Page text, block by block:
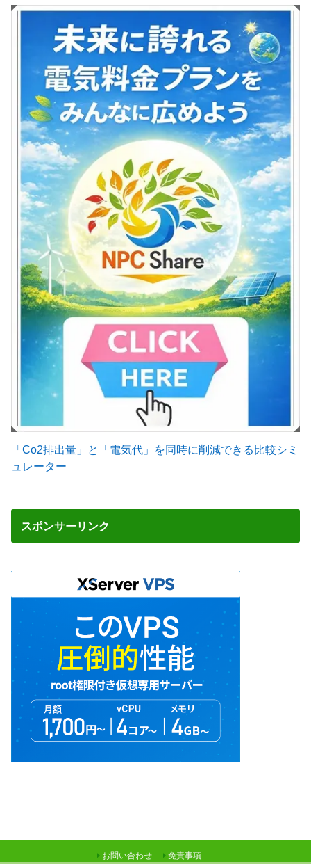
「Co2排出量」と「電気代」を同時に削減できる比較シミ
ュレーター
スポンサーリンク
お問い合わせ 免責事項